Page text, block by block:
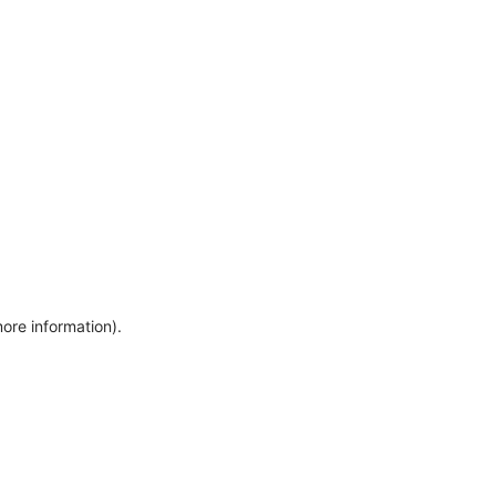
information).